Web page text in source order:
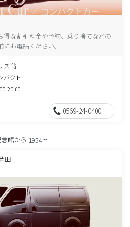
得な割引料金や予約、乗り捨てなどの
お電話ください。
ス 等
パクト
20:00
0569-24-0400
館から 1954m
田